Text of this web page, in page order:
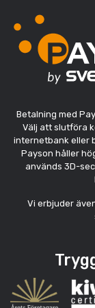
Betalning med
Välj att slutföra
internetbank eller
Payson håller
används 3D-
Vi erbjuder